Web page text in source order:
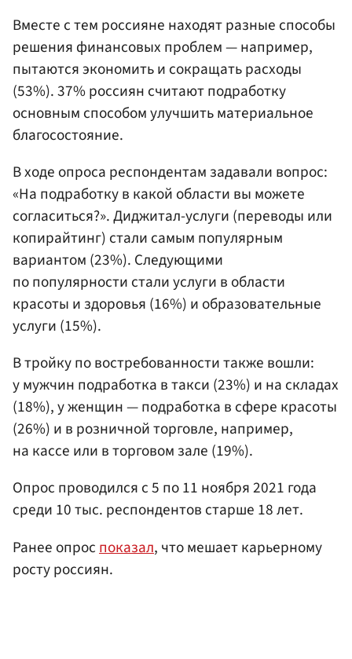
Вместе с тем россияне находят разные способы
решения финансовых проблем — например,
пытаются экономить и сокращать расходы
(53%). 37% россиян считают подработку
основным способом улучшить материальное
благосостояние.
В ходе опроса респондентам задавали вопрос:
«На подработку в какой области вы можете
согласиться?». Диджитал-услуги (переводы или
копирайтинг) стали самым популярным
вариантом (23%). Следующими
по популярности стали услуги в области
красоты и здоровья (16%) и образовательные
услуги (15%).
В тройку по востребованности также вошли:
у мужчин подработка в такси (23%) и на складах
(18%), у женщин — подработка в сфере красоты
(26%) и в розничной торговле, например,
на кассе или в торговом зале (19%).
Опрос проводился с 5 по 11 ноября 2021 года
среди 10 тыс. респондентов старше 18 лет.
Ранее опроспоказал, что мешает карьерному
росту россиян.